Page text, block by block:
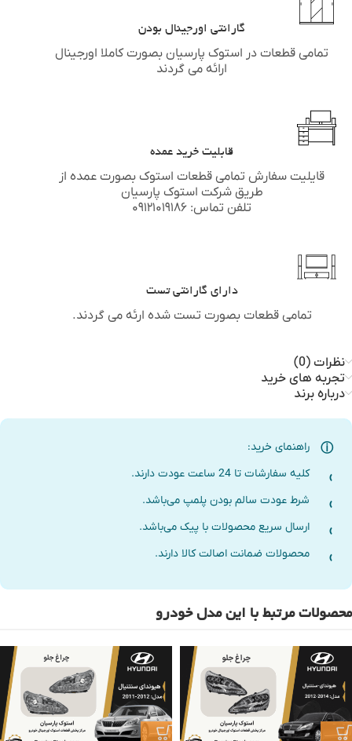
گارانتی اورجینال بودن
تمامی قطعات در استوک پارسیان بصورت کاملا اورجینال
ارائه می گردند
قابلیت خرید عمده
قایلیت سفارش تمامی قطعات استوک بصورت عمده از
طریق شرکت استوک پارسیان
تلفن تماس: ۰۹۱۲۱۰۱۹۱۸۶
دارای گارانتی تست
تمامی قطعات بصورت تست شده ارئه می گردند.
نظرات (0)
تجربه های خرید
درباره برند
راهنمای خرید:
کلیه سفارشات تا 24 ساعت عودت دارند.
شرط عودت سالم بودن پلمپ می‌باشد.
ارسال سریع محصولات با پیک می‌باشد.
محصولات ضمانت اصالت کالا دارند.
محصولات مرتبط با این مدل خودرو